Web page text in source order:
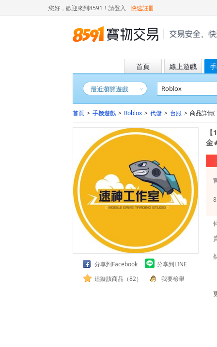
您好，歡迎來到8591！ 請登入 快速註冊
首頁 線上遊戲
最近瀏覽遊戲
首頁 > 手機遊戲 > Roblox > 代儲 > 台服 > 商品詳情
分享到Facebook
分享到LINE
追蹤該商品（82）
我要檢舉
金